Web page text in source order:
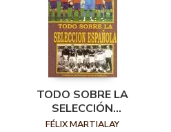
TODO SOBRE LA
SELECCIÓN
ESPAÑOLA
FÉLIX MARTIALAY